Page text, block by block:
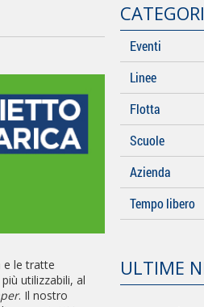
e le tratte
utilizzabili, al
. Il nostro
Eventi
Linee
Flotta
Scuole
Azienda
Tempo libero
ULTIME